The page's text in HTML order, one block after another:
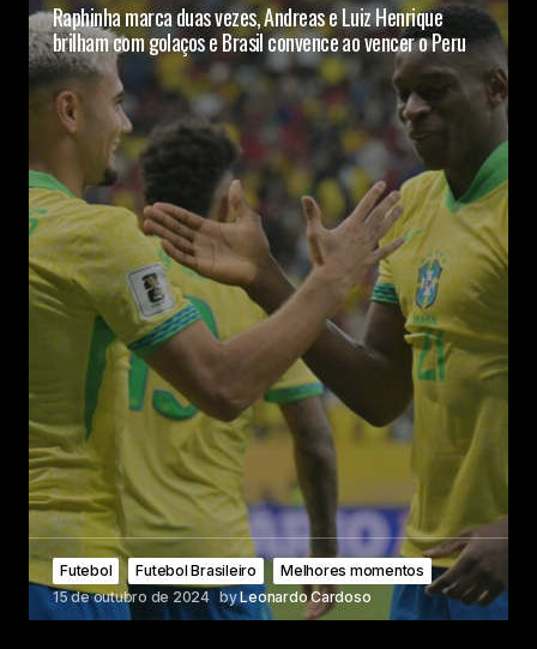
Raphinha marca duas vezes, Andreas e Luiz Henrique
brilham com golaços e Brasil convence ao vencer o Peru
Futebol Futebol Brasileiro
Melhores momentos
15 de outubro de 2024 byLeonardo Cardoso